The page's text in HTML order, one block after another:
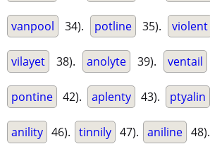
vanpool 34). potline 35). violent
vilayet 38). anolyte 39). ventail
pontine 42). aplenty 43). ptyalin
anility 46). tinnily 47). aniline 48).